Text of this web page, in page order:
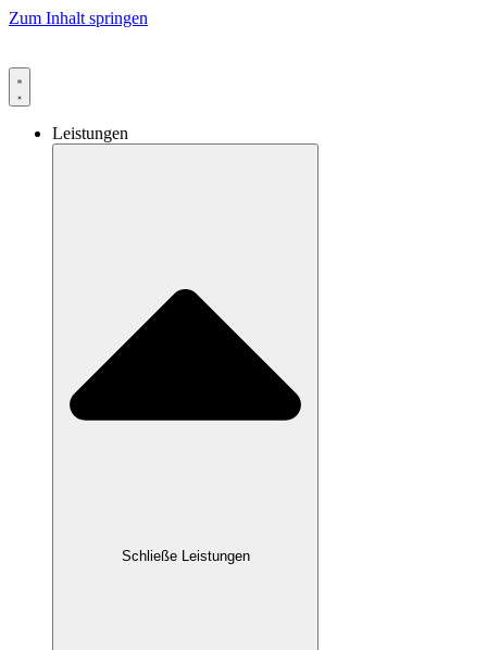
Zum Inhalt springen
Leistungen
Schließe Leistungen